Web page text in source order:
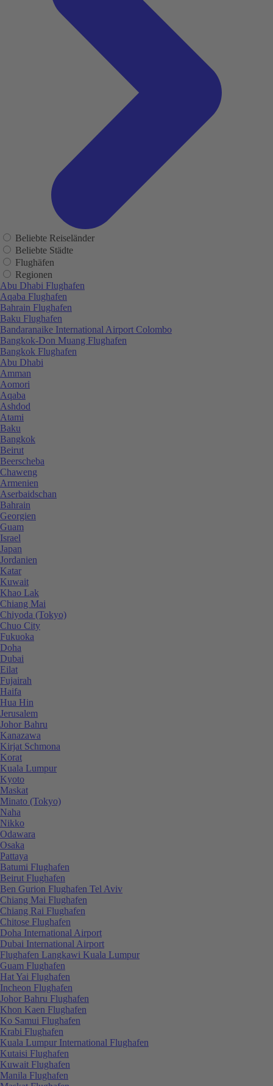
Beliebte Reiseländer
Beliebte Städte
Flughäfen
Regionen
Abu Dhabi Flughafen
Aqaba Flughafen
Bahrain Flughafen
Baku Flughafen
Bandaranaike International Airport Colombo
Bangkok-Don Muang Flughafen
Bangkok Flughafen
Abu Dhabi
Amman
Aomori
Aqaba
Ashdod
Atami
Baku
Bangkok
Beirut
Beerscheba
Chaweng
Armenien
Aserbaidschan
Bahrain
Georgien
Guam
Israel
Japan
Jordanien
Katar
Kuwait
Khao Lak
Chiang Mai
Chiyoda (Tokyo)
Chuo City
Fukuoka
Doha
Dubai
Eilat
Fujairah
Haifa
Hua Hin
Jerusalem
Johor Bahru
Kanazawa
Kirjat Schmona
Korat
Kuala Lumpur
Kyoto
Maskat
Minato (Tokyo)
Naha
Nikko
Odawara
Osaka
Pattaya
Batumi Flughafen
Beirut Flughafen
Ben Gurion Flughafen Tel Aviv
Chiang Mai Flughafen
Chiang Rai Flughafen
Chitose Flughafen
Doha International Airport
Dubai International Airport
Flughafen Langkawi Kuala Lumpur
Guam Flughafen
Hat Yai Flughafen
Incheon Flughafen
Johor Bahru Flughafen
Khon Kaen Flughafen
Ko Samui Flughafen
Krabi Flughafen
Kuala Lumpur International Flughafen
Kutaisi Flughafen
Kuwait Flughafen
Manila Flughafen